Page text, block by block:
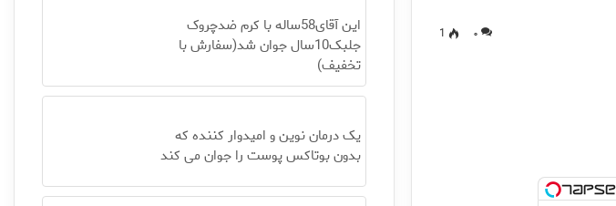
۰ 1
این آقای58ساله با کرم ضدچروک
جلبک10سال جوان شد(سفارش با
تخفیف)
یک درمان نوین و امیدوار کننده که
بدون بوتاکس پوست را جوان می کند